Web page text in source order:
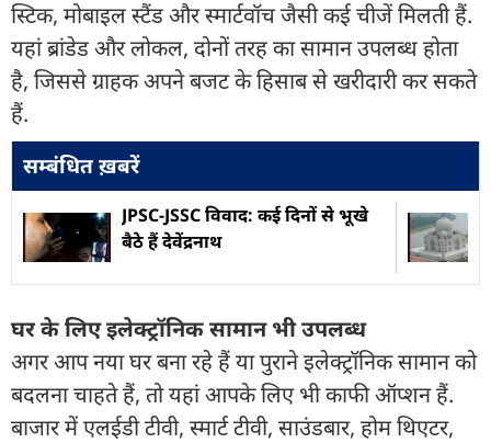
स्टिक, मोबाइल स्टैंड और स्मार्टवॉच जैसी कई चीजें मिलती हैं.
यहां ब्रांडेड और लोकल, दोनों तरह का सामान उपलब्ध होता
है, जिससे ग्राहक अपने बजट के हिसाब से खरीदारी कर सकते
हैं.
सम्बंधित ख़बरें
JPSC-JSSC विवाद: कई दिनों से भूखे
बैठे हैं देवेंद्रनाथ
घर के लिए इलेक्ट्रॉनिक सामान भी उपलब्ध
अगर आप नया घर बना रहे हैं या पुराने इलेक्ट्रॉनिक सामान को
बदलना चाहते हैं, तो यहां आपके लिए भी काफी ऑप्शन हैं.
बाजार में एलईडी टीवी, स्मार्ट टीवी, साउंडबार, होम थिएटर,